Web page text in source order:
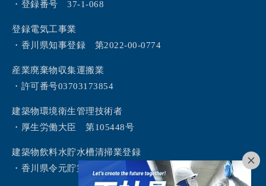
・登録番号 37-1-068
登録電気工事業
・香川県知事登録 第2022-00-0774
産業廃棄物収集運搬業
・許可番号03703173854
建築物環境衛生管理技術者
・厚生労働大臣 第105448号
建築物飲料水貯水槽清掃業登録
・香川県令元貯第2号